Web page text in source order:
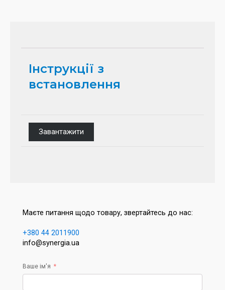
Інструкції з
встановлення
Завантажити
Маєте питання щодо товару, звертайтесь до нас:
+380 44 2011900
info@synergia.ua
Ваше ім'я